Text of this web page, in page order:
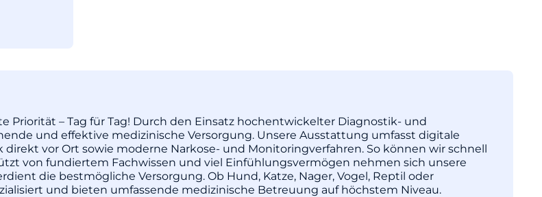
Priorität – Tag für Tag! Durch den Einsatz hochentwickelter Diagnostik- und
und effektive medizinische Versorgung. Unsere Ausstattung umfasst digitale
vor Ort sowie moderne Narkose- und Monitoringverfahren. So können wir schnell
von fundiertem Fachwissen und viel Einfühlungsvermögen nehmen sich unsere
die bestmögliche Versorgung. Ob Hund, Katze, Nager, Vogel, Reptil oder
und bieten umfassende medizinische Betreuung auf höchstem Niveau.